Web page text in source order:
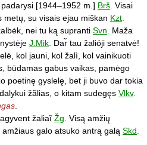
[1944–1952 m.] Brš. Visai
metų, su visais ejau miškan Kzt.
nei tu ką supranti Svn. Maža
J.Mik. Dar̃ tau žalióji senatvė!
kol jauni, kol žalì, kol vainikuoti
būdamas gabus vaikas, pamėgo
poetinę gyslelę, bet ji buvo dar tokia
žãlias, o kitam sudegęs Vlkv.
.
žaliaĩŽg. Visą amžių
galo atsuko antrą galą Skd.